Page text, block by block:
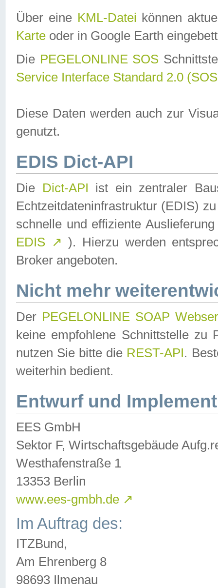
Über eine KML-Datei können
Karte oder in Google Earth
Die PEGELONLINE SOS
Service Interface Standard 2.0
Diese Daten werden auch zur
genutzt.
EDIS Dict-API
Die Dict-API ist ein zentraler
Echtzeitdateninfrastruktur (EDIS)
schnelle und effiziente
EDIS ↗ ). Hierzu werden
Broker angeboten.
Nicht mehr
Der PEGELONLINE SOAP
keine empfohlene Schnittstelle zu
nutzen Sie bitte die REST-API.
weiterhin bedient.
Entwurf und
EES GmbH
Sektor F, Wirtschaftsgebäude
Westhafenstraße 1
13353 Berlin
www.ees-gmbh.de ↗
Im Auftrag des:
ITZBund,
Am Ehrenberg 8
98693 Ilmenau